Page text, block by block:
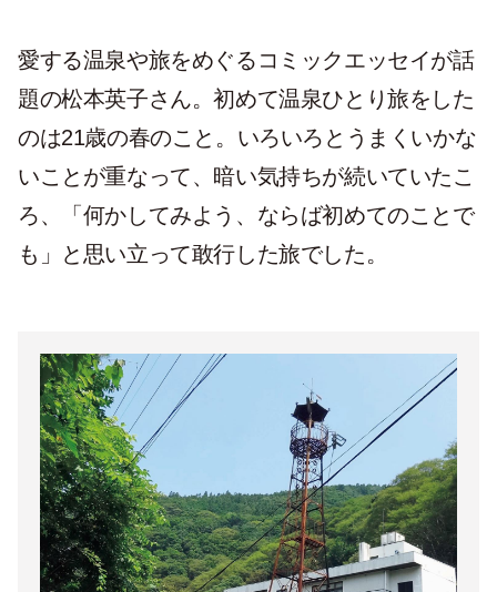
愛する温泉や旅をめぐるコミックエッセイが話
題の松本英子さん。初めて温泉ひとり旅をした
のは21歳の春のこと。いろいろとうまくいかな
いことが重なって、暗い気持ちが続いていたこ
ろ、「何かしてみよう、ならば初めてのことで
も」と思い立って敢行した旅でした。